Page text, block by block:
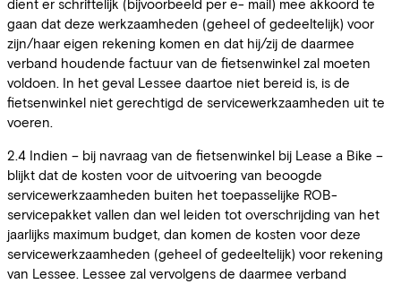
dient er schriftelijk (bijvoorbeeld per e- mail) mee akkoord te
gaan dat deze werkzaamheden (geheel of gedeeltelijk) voor
zijn/haar eigen rekening komen en dat hij/zij de daarmee
verband houdende factuur van de fietsenwinkel zal moeten
voldoen. In het geval Lessee daartoe niet bereid is, is de
fietsenwinkel niet gerechtigd de servicewerkzaamheden uit te
voeren.
2.4 Indien – bij navraag van de fietsenwinkel bij Lease a Bike –
blijkt dat de kosten voor de uitvoering van beoogde
servicewerkzaamheden buiten het toepasselijke ROB-
servicepakket vallen dan wel leiden tot overschrijding van het
jaarlijks maximum budget, dan komen de kosten voor deze
servicewerkzaamheden (geheel of gedeeltelijk) voor rekening
van Lessee. Lessee zal vervolgens de daarmee verband